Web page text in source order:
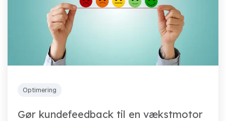
Optimering
Gør kundefeedback til en vækstmotor